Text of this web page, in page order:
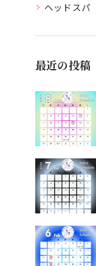
ヘッドスパ
最近の投稿